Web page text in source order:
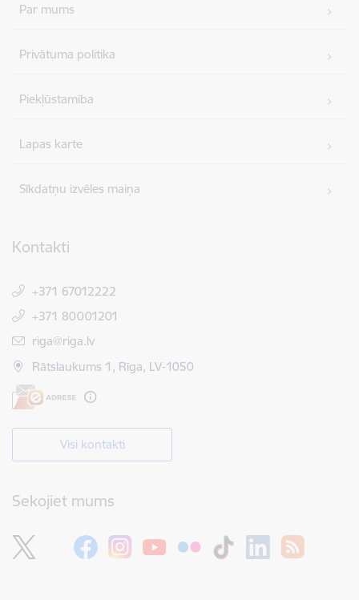
Par mums
Privātuma politika
Piekļūstamība
Lapas karte
Sīkdatņu izvēles maiņa
Kontakti
+371 67012222
+371 80001201
E-pasts:
riga@riga.lv
Rātslaukums 1, Rīga, LV-1050
Visi kontakti
Sekojiet mums